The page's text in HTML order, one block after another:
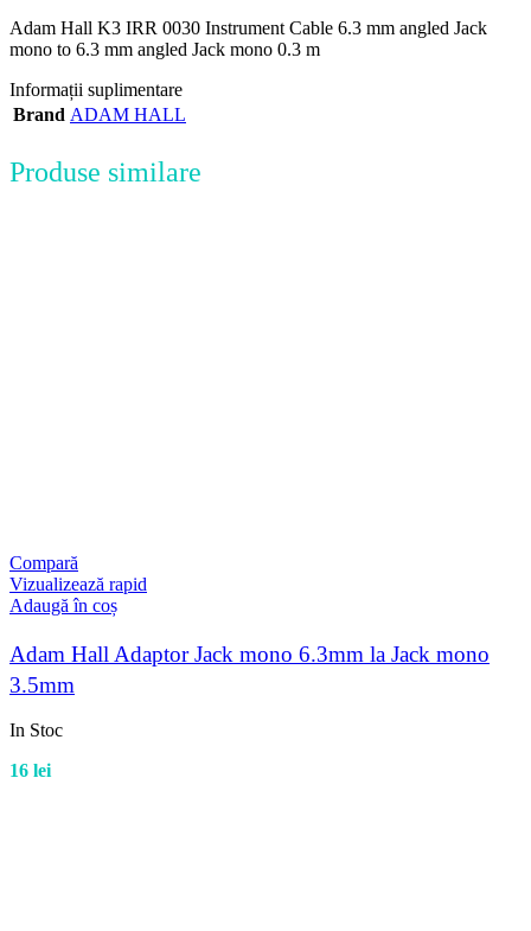
Adam Hall K3 IRR 0030 Instrument Cable 6.3 mm angled Jack
mono to 6.3 mm angled Jack mono 0.3 m
Informații suplimentare
Brand ADAM HALL
Produse similare
Compară
Vizualizează rapid
Adaugă în coș
Adam Hall Adaptor Jack mono 6.3mm la Jack mono
3.5mm
In Stoc
16 lei